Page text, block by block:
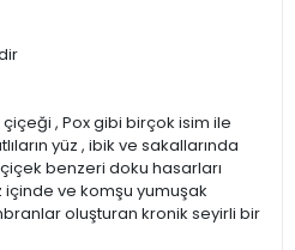
, Pox gibi birçok isim ile
yüz , ibik ve sakallarında
benzeri doku hasarları
içinde ve komşu yumuşak
oluşturan kronik seyirli bir